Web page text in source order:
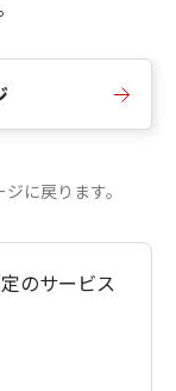
に戻ります。
のサービス